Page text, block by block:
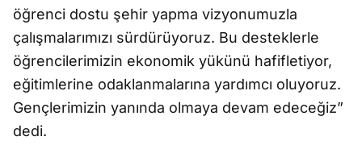
öğrenci dostu şehir yapma vizyonumuzla
çalışmalarımızı sürdürüyoruz. Bu desteklerle
öğrencilerimizin ekonomik yükünü hafifletiyor,
eğitimlerine odaklanmalarına yardımcı oluyoruz.
Gençlerimizin yanında olmaya devam edeceğiz”
dedi.